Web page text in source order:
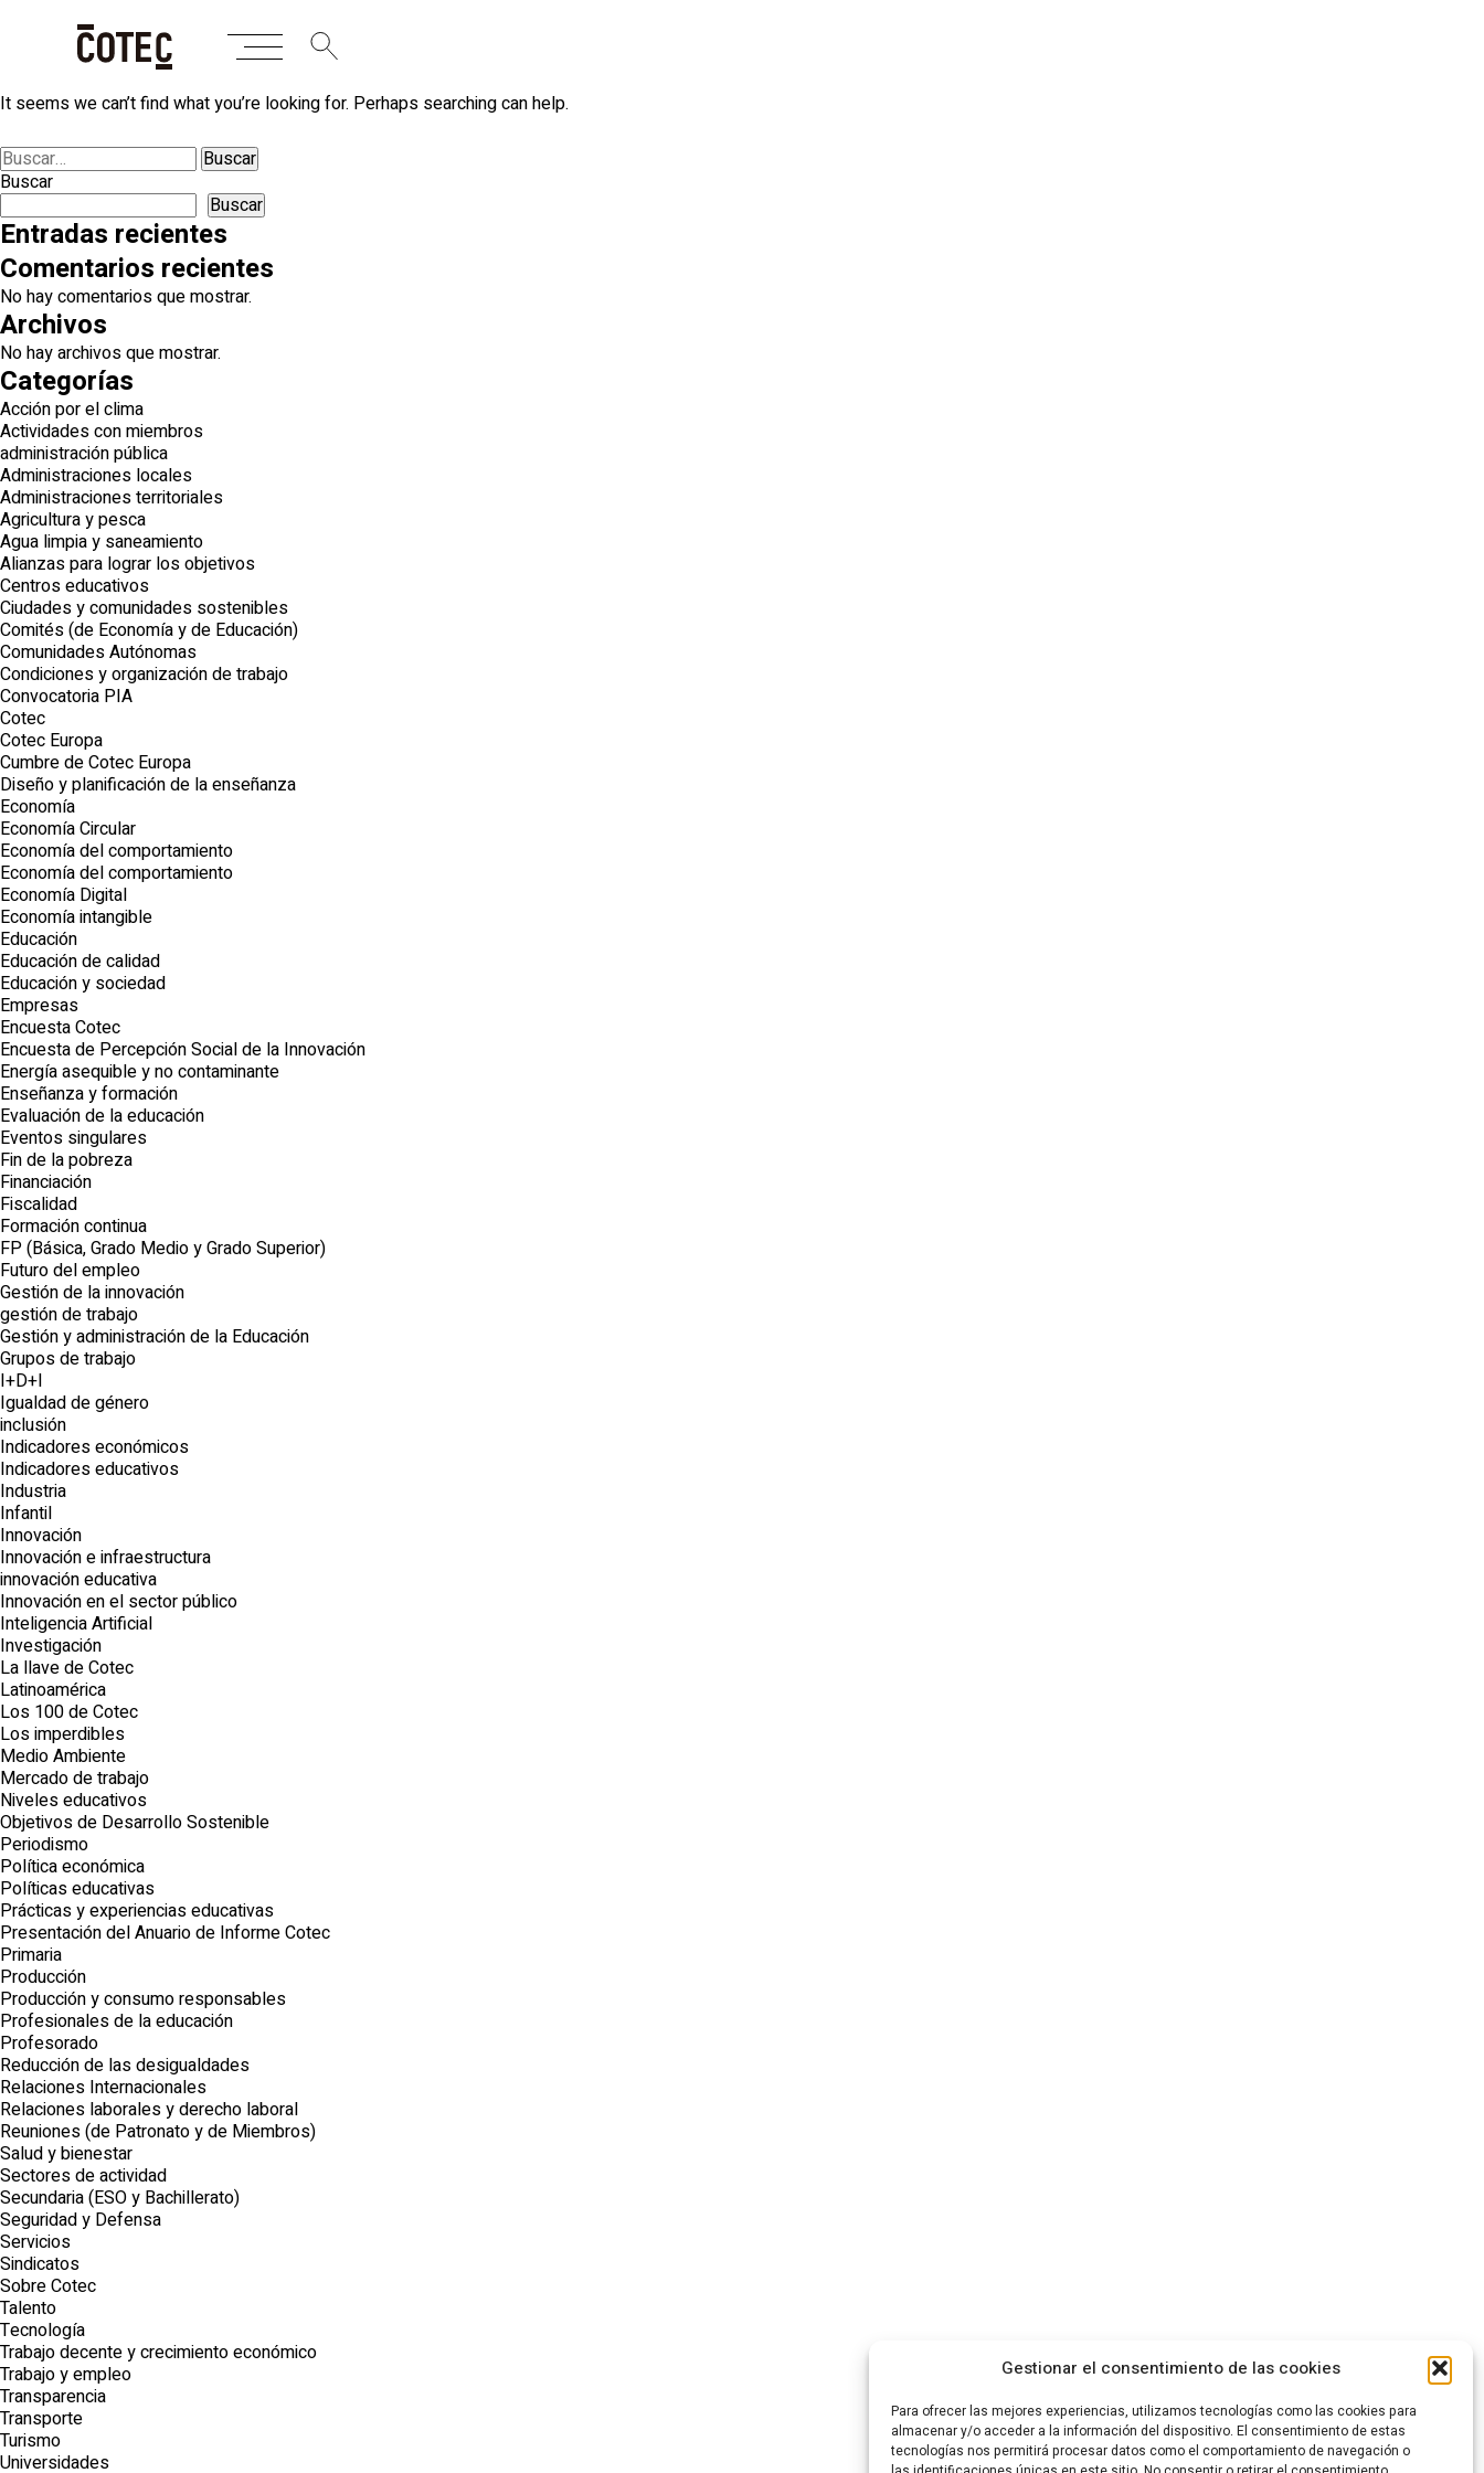
Gestionar el consentimiento de las cookies
Para ofrecer las mejores experiencias, utilizamos tecnologías como las cookies para
almacenar y/o acceder a la información del dispositivo. El consentimiento de estas
tecnologías nos permitirá procesar datos como el comportamiento de navegación o
Nothing Found
It seems we can’t find what you’re looking for. Perhaps searching can help.
Buscar:
Buscar
Buscar
Entradas recientes
Comentarios recientes
No hay comentarios que mostrar.
Archivos
No hay archivos que mostrar.
Categorías
Acción por el clima
Actividades con miembros
administración pública
Administraciones locales
Administraciones territoriales
Agricultura y pesca
Agua limpia y saneamiento
Alianzas para lograr los objetivos
Centros educativos
Ciudades y comunidades sostenibles
Comités (de Economía y de Educación)
Comunidades Autónomas
Condiciones y organización de trabajo
Convocatoria PIA
Cotec
Cotec Europa
Cumbre de Cotec Europa
Diseño y planificación de la enseñanza
Economía
Economía Circular
Economía del comportamiento
Economía del comportamiento
Economía Digital
Economía intangible
Educación
Educación de calidad
Educación y sociedad
Empresas
Encuesta Cotec
Encuesta de Percepción Social de la Innovación
Energía asequible y no contaminante
Enseñanza y formación
Evaluación de la educación
Eventos singulares
Fin de la pobreza
Financiación
Fiscalidad
Formación continua
FP (Básica, Grado Medio y Grado Superior)
Futuro del empleo
Gestión de la innovación
gestión de trabajo
Gestión y administración de la Educación
Grupos de trabajo
I+D+I
Igualdad de género
inclusión
Indicadores económicos
Indicadores educativos
Industria
Infantil
Innovación
Innovación e infraestructura
innovación educativa
Innovación en el sector público
Inteligencia Artificial
Investigación
La llave de Cotec
Latinoamérica
Los 100 de Cotec
Los imperdibles
Medio Ambiente
Mercado de trabajo
Niveles educativos
Objetivos de Desarrollo Sostenible
Periodismo
Política económica
Políticas educativas
Prácticas y experiencias educativas
Presentación del Anuario de Informe Cotec
Primaria
Producción
Producción y consumo responsables
Profesionales de la educación
Profesorado
Reducción de las desigualdades
Relaciones Internacionales
Relaciones laborales y derecho laboral
Reuniones (de Patronato y de Miembros)
Salud y bienestar
Sectores de actividad
Secundaria (ESO y Bachillerato)
Seguridad y Defensa
Servicios
Sindicatos
Sobre Cotec
Talento
Tecnología
Trabajo decente y crecimiento económico
Trabajo y empleo
Transparencia
Transporte
Turismo
Universidades